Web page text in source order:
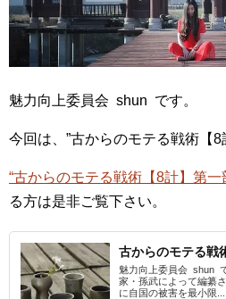
魅力向上委員会 shun です。
今回は、”古からのモテる戦術【8
“古からのモテる戦術【8計】第一
る方は是非ご覧下さい。
古からのモテる戦
魅力向上委員会 shun
家・孫武によって編纂
に自国の被害を最小限...